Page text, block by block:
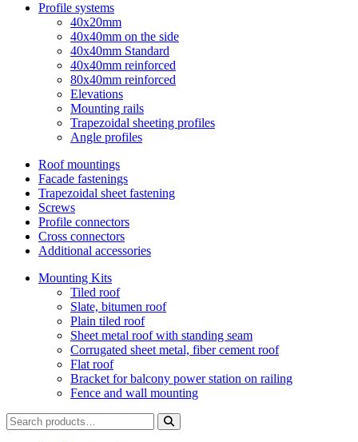
Profile systems
40x20mm
40x40mm on the side
40x40mm Standard
40x40mm reinforced
80x40mm reinforced
Elevations
Mounting rails
Trapezoidal sheeting profiles
Angle profiles
Roof mountings
Facade fastenings
Trapezoidal sheet fastening
Screws
Profile connectors
Cross connectors
Additional accessories
Mounting Kits
Tiled roof
Slate, bitumen roof
Plain tiled roof
Sheet metal roof with standing seam
Corrugated sheet metal, fiber cement roof
Flat roof
Bracket for balcony power station on railing
Fence and wall mounting
Search
for: